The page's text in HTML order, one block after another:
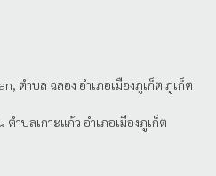
ตำบล ฉลอง อำเภอเมืองภูเก็ต ภูเก็ต
ำบลเกาะแก้ว อำเภอเมืองภูเก็ต